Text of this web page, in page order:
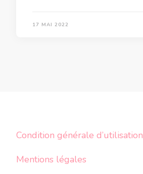
17 MAI 2022
Condition générale d’utilisation
Mentions légales